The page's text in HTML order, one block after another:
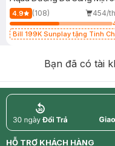
4.9 (108)
454/
Bill 199K Sunplay tặng Tinh
Bạn đã có tài
return
HỖ TRỢ KHÁCH HÀNG